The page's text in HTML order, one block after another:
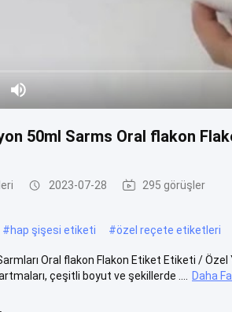
50ml Sarms Oral flakon
2023-07-28 295 görüşler
#hap şişesi etiketi #özel reçete etiketleri
Oral flakon Flakon Etiket Etiketi /
çeşitli boyut ve şekillerde ....
Daha